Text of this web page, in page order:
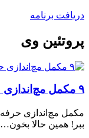
دریافت برنامه
پروتئین وی
۹ مکمل مچ‌اندازی حرفه‌ای برای افزایش قدرت مچ
ببر! همین حالا بخون…